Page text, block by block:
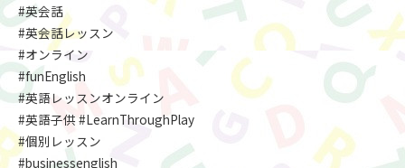
#英会話
#英会話レッスン
#オンライン
#funEnglish
#英語レッスンオンライン
#英語子供 #LearnThroughPlay
#個別レッスン
#businessenglish